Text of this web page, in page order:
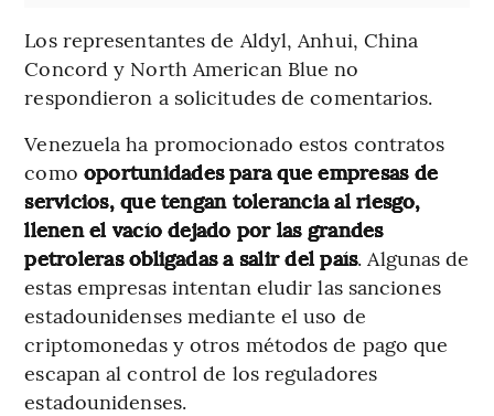
Los representantes de Aldyl, Anhui, China
Concord y North American Blue no
respondieron a solicitudes de comentarios.
Venezuela ha promocionado estos contratos
como oportunidades para que empresas de
servicios, que tengan tolerancia al riesgo,
llenen el vacío dejado por las grandes
petroleras obligadas a salir del país. Algunas de
estas empresas intentan eludir las sanciones
estadounidenses mediante el uso de
criptomonedas y otros métodos de pago que
escapan al control de los reguladores
estadounidenses.